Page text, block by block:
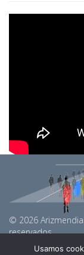
© 2026
reservados.
Usamos